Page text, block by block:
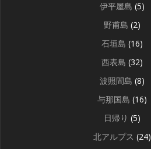
伊平屋島 (5)
野甫島 (2)
石垣島 (16)
西表島 (32)
波照間島 (8)
与那国島 (16)
日帰り (5)
北アルプス (24)